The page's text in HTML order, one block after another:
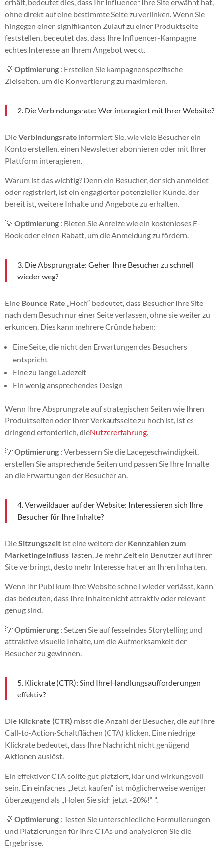
erhält, bedeutet dies, dass Ihr Influencer Ihre Site erwähnt hat,
ohne direkt auf eine bestimmte Seite zu verlinken. Wenn Sie
hingegen einen signifikanten Zulauf zu einer Produktseite
feststellen, bedeutet das, dass Ihre Influencer-Kampagne
echtes Interesse an Ihrem Angebot weckt.
💡Optimierung : Erstellen Sie kampagnenspezifische
Zielseiten, um die Konvertierung zu maximieren.
2. Die Verbindungsrate: Wer interagiert mit Ihrer Website?
DieVerbindungsrate informiert Sie, wie viele Besucher ein
Konto erstellen, einen Newsletter abonnieren oder mit Ihrer
Plattform interagieren.
Warum ist das wichtig? Denn ein Besucher, der sich anmeldet
oder registriert, ist ein engagierter potenzieller Kunde, der
bereit ist, weitere Inhalte und Angebote zu erhalten.
💡Optimierung : Bieten Sie Anreize wie ein kostenloses E-
Book oder einen Rabatt, um die Anmeldung zu fördern.
3. Die Absprungrate: Gehen Ihre Besucher zu schnell
wieder weg?
Eine Bounce Rate „Hoch“ bedeutet, dass Besucher Ihre Site
nach dem Besuch nur einer Seite verlassen, ohne sie weiter zu
erkunden. Dies kann mehrere Gründe haben:
Eine Seite, die nicht den Erwartungen des Besuchers
entspricht
Eine zu lange Ladezeit
Ein wenig ansprechendes Design
Wenn Ihre Absprungrate auf strategischen Seiten wie Ihren
Produktseiten oder Ihrer Verkaufsseite zu hoch ist, ist es
dringend erforderlich, dieNutzererfahrung
💡Optimierung : Verbessern Sie die Ladegeschwindigkeit,
erstellen Sie ansprechende Seiten und passen Sie Ihre Inhalte
an die Erwartungen der Besucher an.
4. Verweildauer auf der Website: Interessieren sich Ihre
Besucher für Ihre Inhalte?
DieSitzungszeit ist eine weitere der Kennzahlen zum
MarketingeinflussTasten. Je mehr Zeit ein Benutzer auf Ihrer
Site verbringt, desto mehr Interesse hat er an Ihren Inhalten.
Wenn Ihr Publikum Ihre Website schnell wieder verlässt, kann
das bedeuten, dass Ihre Inhalte nicht attraktiv oder relevant
genug sind.
💡Optimierung : Setzen Sie auf fesselndes Storytelling und
attraktive visuelle Inhalte, um die Aufmerksamkeit der
Besucher zu gewinnen.
5. Klickrate (CTR): Sind Ihre Handlungsaufforderungen
effektiv?
Die Klickrate (CTR) misst die Anzahl der Besucher, die auf Ihre
Call-to-Action-Schaltflächen (CTA) klicken. Eine niedrige
Klickrate bedeutet, dass Ihre Nachricht nicht genügend
Aktionen auslöst.
Ein effektiver CTA sollte gut platziert, klar und wirkungsvoll
sein. Ein einfaches „Jetzt kaufen“ ist möglicherweise weniger
überzeugend als „Holen Sie sich jetzt -20%!“ ".
💡Optimierung : Testen Sie unterschiedliche Formulierungen
und Platzierungen für Ihre CTAs und analysieren Sie die
Ergebnisse.